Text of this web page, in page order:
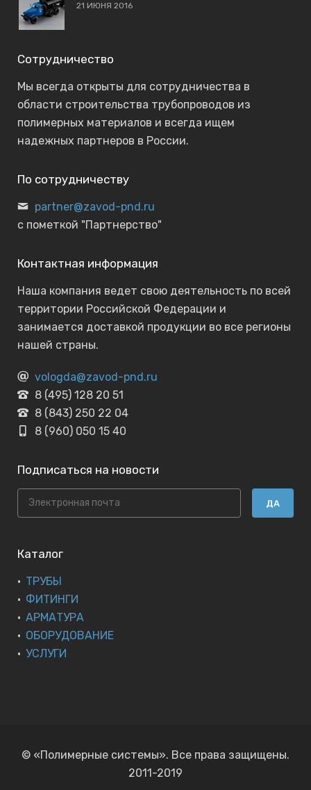
21 ИЮНЯ 2016
Сотрудничество
Мы всегда открыты для сотрудничества в
области строительства трубопроводов из
полимерных материалов и всегда ищем
надежных партнеров в России.
По сотрудничеству
partner@zavod-pnd.ru
с пометкой "Партнерство"
Контактная информация
Наша компания ведет свою деятельность по всей
территории Российской Федерации и
занимается доставкой продукции во все регионы
нашей страны.
vologda@zavod-pnd.ru
8 (495) 128 20 51
8 (843) 250 22 04
8 (960) 050 15 40
Подписаться на новости
ДА
Каталог
ТРУБЫ
ФИТИНГИ
АРМАТУРА
ОБОРУДОВАНИЕ
УСЛУГИ
© «Полимерные системы». Все права защищены.
2011-2019